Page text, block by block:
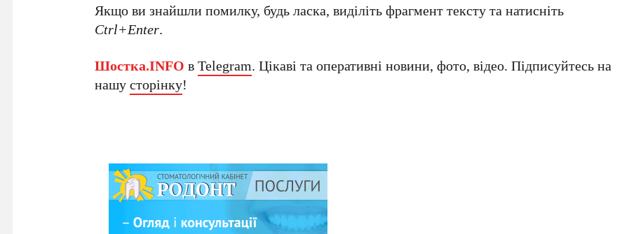
Якщо ви знайшли помилку, будь ласка, виділіть фрагмент тексту та натисніть
Ctrl+Enter.
Шостка.INFO вTelegram. Цікаві та оперативні новини, фото, відео. Підписуйтесь на
нашусторінку!